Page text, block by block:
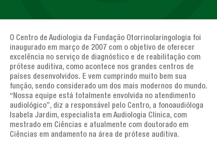
Artigos de interesse geral
AGENDA
TESTEMUNHOS
PERGUNTAS FREQUENTES
LINKS
O Centro de Audiologia da Fundação Otorrinolaringologia foi
inaugurado em março de 2007 com o objetivo de oferecer
excelência no serviço de diagnóstico e de reabilitação com
prótese auditiva, como acontece nos grandes centros de
países desenvolvidos. E vem cumprindo muito bem sua
função, sendo considerado um dos mais modernos do mundo.
“Nossa equipe está totalmente envolvida no atendimento
audiológico”, diz a responsável pelo Centro, a fonoaudióloga
Isabela Jardim, especialista em Audiologia Clínica, com
mestrado em Ciências e atualmente com doutorado em
Ciências em andamento na área de prótese auditiva.